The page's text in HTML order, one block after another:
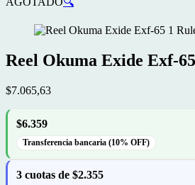
Reel Okuma Exide Exf-
$7.065,63
$6.359
Transferencia bancaria (10% OFF)
3 cuotas de $2.355